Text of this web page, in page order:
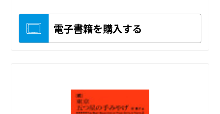
電子書籍を購入する